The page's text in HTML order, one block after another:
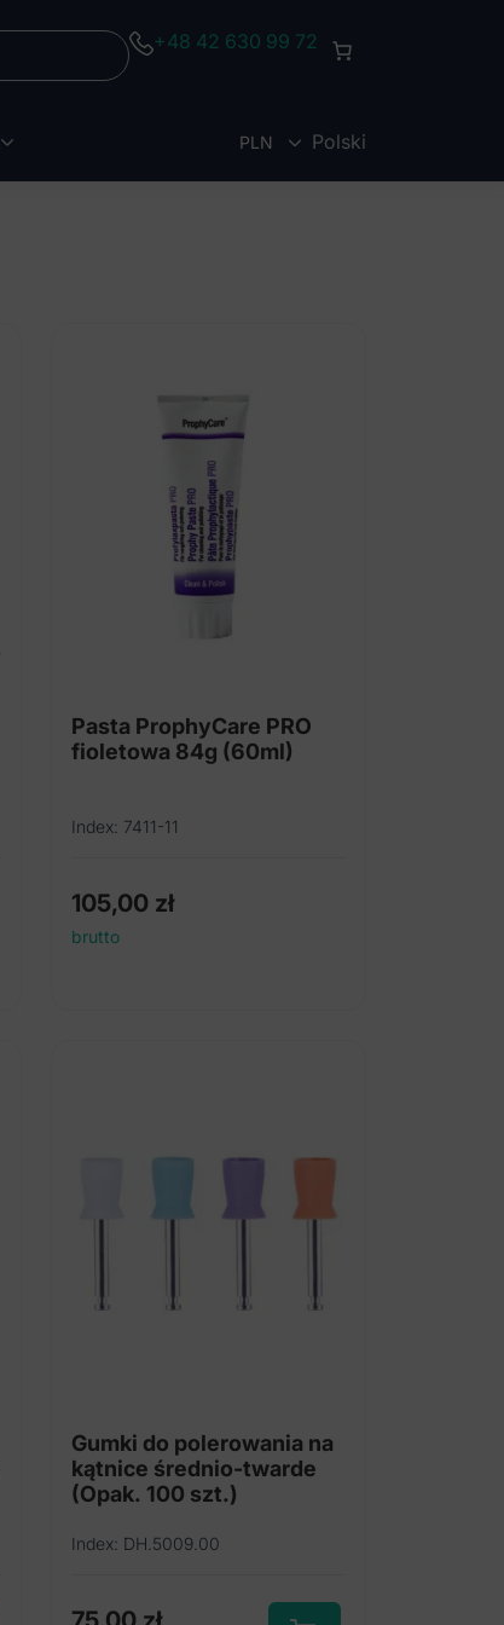
+48 42 630 99 72
PLN Polski
Pasta ProphyCare PRO
fioletowa 84g (60ml)
Index: 7411-11
105,00 zł
brutto
Gumki do polerowania na
kątnice średnio-twarde
(Opak. 100 szt.)
Index: DH.5009.00